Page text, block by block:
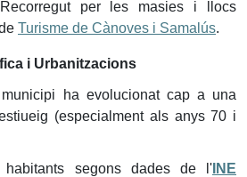
per les masies i llocs
Turisme de Cànoves i Samalús.
i Urbanitzacions
ha evolucionat cap a una
(especialment als anys 70 i
habitants segons dades de l' INE